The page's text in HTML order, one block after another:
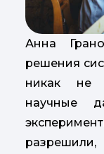
Анна
решения
никак не
научные
разрешили,